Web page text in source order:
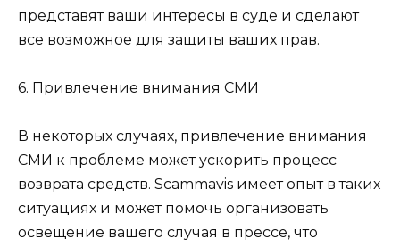
представят ваши интересы в суде и сделают
все возможное для защиты ваших прав.
6. Привлечение внимания СМИ
В некоторых случаях, привлечение внимания
СМИ к проблеме может ускорить процесс
возврата средств. Scammavis имеет опыт в таких
ситуациях и может помочь организовать
освещение вашего случая в прессе, что